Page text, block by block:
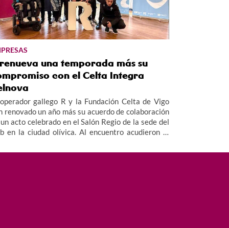
una temporada más su
con el Celta Integra
gallego R y la Fundación Celta de Vigo
renovado un año más su acuerdo de colaboración
acto celebrado en el Salón Regio de la sede del
en la ciudad olívica. Al encuentro acudieron el
de R y de MasOrange en Galicia, Alfredo